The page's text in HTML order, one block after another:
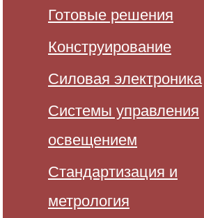
Готовые решения
Конструирование
Силовая электроника
Системы управления
освещением
Стандартизация и
метрология